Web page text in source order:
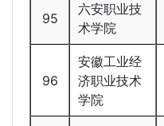
95
六安职业技
术学院
96
安徽工业经
济职业技术
学院